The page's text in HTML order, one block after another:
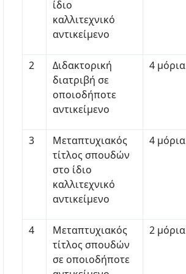
ίδιο
καλλιτεχνικό
αντικείμενο
2
Διδακτορική
διατριβή σε
οποιοδήποτε
αντικείμενο
4 μόρια
3
Μεταπτυχιακός
τίτλος σπουδών
στο ίδιο
καλλιτεχνικό
αντικείμενο
4 μόρια
4
Μεταπτυχιακός
τίτλος σπουδών
σε οποιοδήποτε
2 μόρια